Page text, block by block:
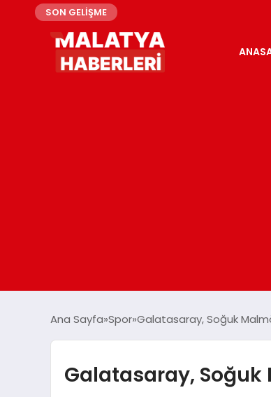
SON GELİŞME
Ana Sayfa Spor Galatasaray, Soğuk
Galatasaray, Soğuk